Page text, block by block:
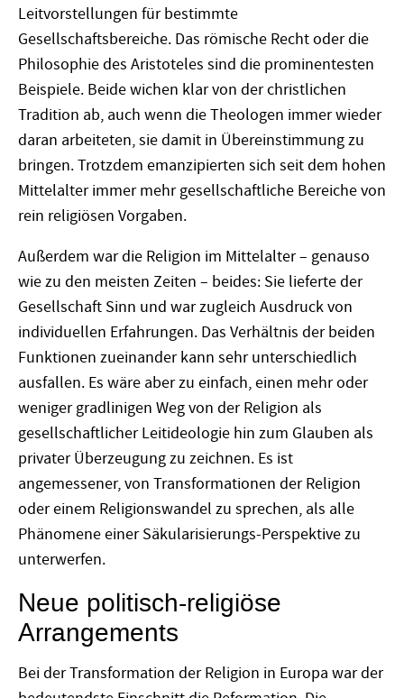
Leitvorstellungen für bestimmte
Gesellschaftsbereiche. Das römische Recht oder die
Philosophie des Aristoteles sind die prominentesten
Beispiele. Beide wichen klar von der christlichen
Tradition ab, auch wenn die Theologen immer wieder
daran arbeiteten, sie damit in Übereinstimmung zu
bringen. Trotzdem emanzipierten sich seit dem hohen
Mittelalter immer mehr gesellschaftliche Bereiche von
rein religiösen Vorgaben.
Außerdem war die Religion im Mittelalter – genauso
wie zu den meisten Zeiten – beides: Sie lieferte der
Gesellschaft Sinn und war zugleich Ausdruck von
individuellen Erfahrungen. Das Verhältnis der beiden
Funktionen zueinander kann sehr unterschiedlich
ausfallen. Es wäre aber zu einfach, einen mehr oder
weniger gradlinigen Weg von der Religion als
gesellschaftlicher Leitideologie hin zum Glauben als
privater Überzeugung zu zeichnen. Es ist
angemessener, von Transformationen der Religion
oder einem Religionswandel zu sprechen, als alle
Phänomene einer Säkularisierungs-Perspektive zu
unterwerfen.
Neue politisch-religiöse
Arrangements
Bei der Transformation der Religion in Europa war der